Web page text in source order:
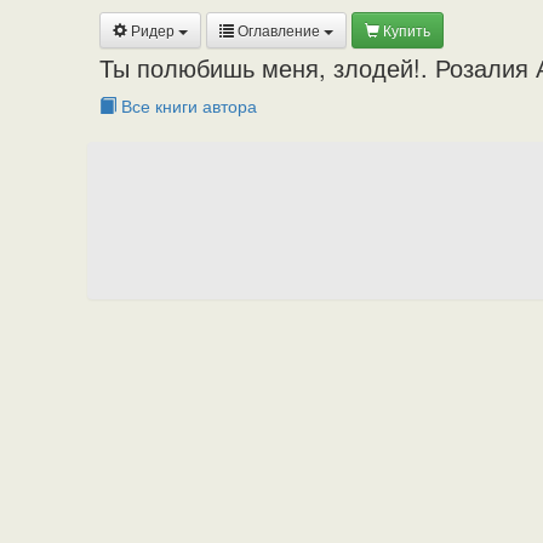
Ридер Оглавление Купить
Ты полюбишь меня, злодей!. Розалия
Все книги автора